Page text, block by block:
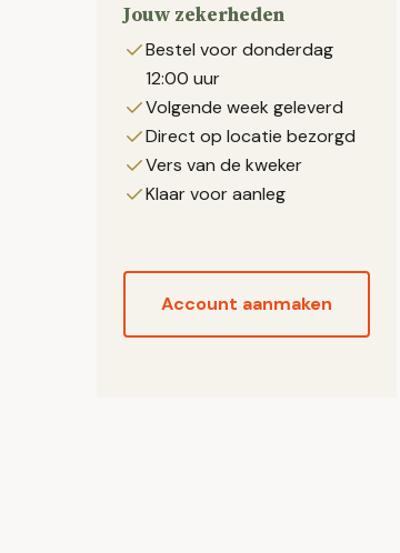
Jouw zekerheden
Bestel voor donderdag
12:00 uur
Volgende week geleverd
Direct op locatie bezorgd
Vers van de kweker
Klaar voor aanleg
Account aanmaken